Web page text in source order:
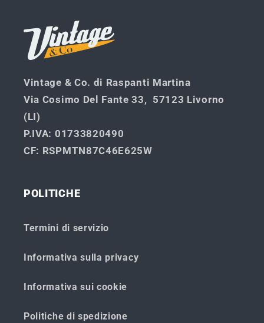
Vintage & Co. di Raspanti Martina
Via Cosimo Del Fante 33, 57123 Livorno
(LI)
P.IVA: 01733820490
CF: RSPMTN87C46E625W
POLITICHE
Termini di servizio
Informativa sulla privacy
Informativa sui cookie
Politiche di spedizione